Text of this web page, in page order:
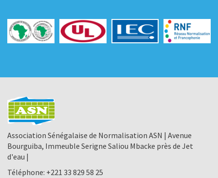
Association Sénégalaise de Normalisation ASN | Avenue
Bourguiba, Immeuble Serigne Saliou Mbacke près de Jet
d'eau |
Téléphone: +221 33 829 58 25